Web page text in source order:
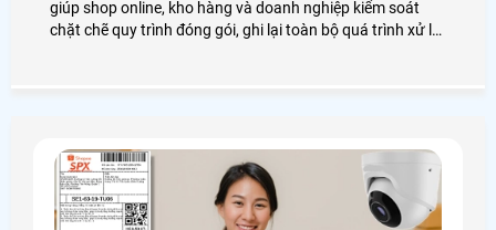
giúp shop online, kho hàng và doanh nghiệp kiểm soát
chặt chẽ quy trình đóng gói, ghi lại toàn bộ quá trình xử lý